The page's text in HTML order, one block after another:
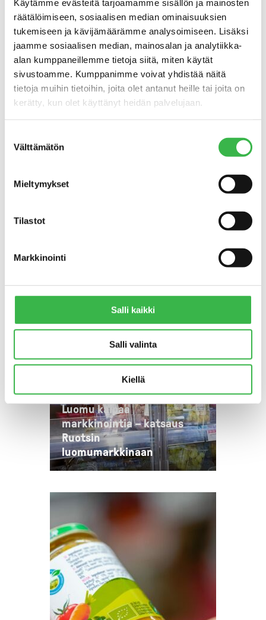
Käytämme evästeitä tarjoamamme sisällön ja mainosten
räätälöimiseen, sosiaalisen median ominaisuuksien
tukemiseen ja kävijämäärämme analysoimiseen. Lisäksi
jaamme sosiaalisen median, mainosalan ja analytiikka-
alan kumppaneillemme tietoja siitä, miten käytät
sivustoamme. Kumppanimme voivat yhdistää näitä
tietoja muihin tietoihin, joita olet antanut heille tai joita on
kerätty, kun olet käyttänyt heidän palvelujaan.
valinta
Välttämätön
Mieltymykset
Tilastot
Markkinointi
Salli kaikki
Salli valinta
Kiellä
KANSAINVÄLISET ASIAT
Luomu kaipaa
markkinointia – katsaus
Ruotsin
luomumarkkinaan